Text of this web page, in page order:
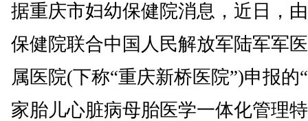
据重庆市妇幼保健院消息，近日，
保健院联合中国人民解放军陆军军
属医院(下称“重庆新桥医院”)申报的
家胎儿心脏病母胎医学一体化管理